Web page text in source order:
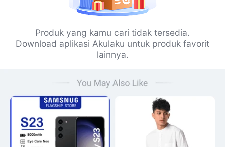
Produk yang kamu cari tidak tersedia.
Download aplikasi Akulaku untuk produk favorit
lainnya.